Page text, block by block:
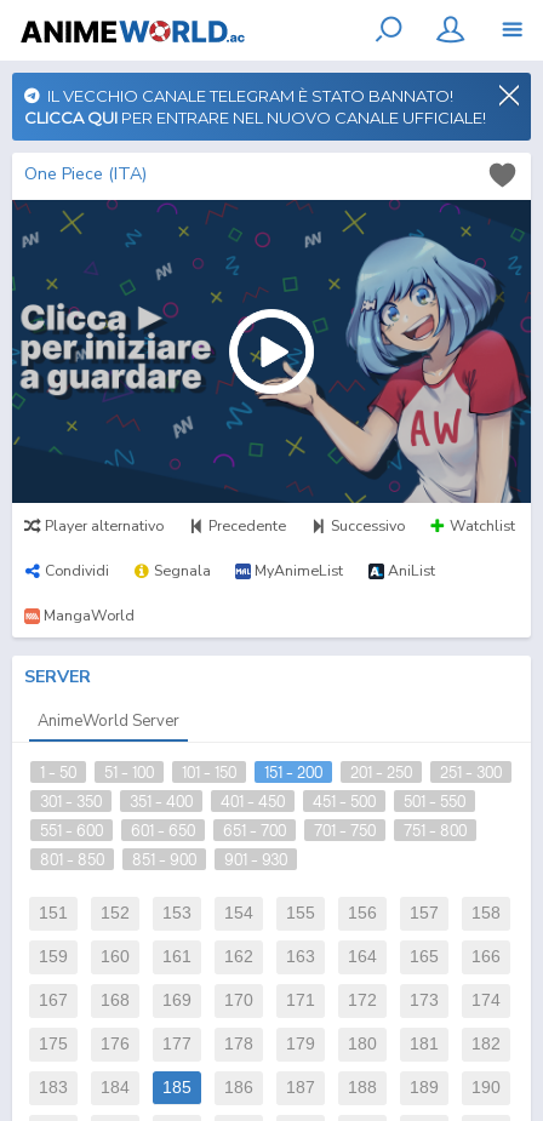
IL VECCHIO CANALE TELEGRAM È STATO BANNATO!
CLICCA QUI PER ENTRARE NEL NUOVO CANALE UFFICIALE!
One Piece (ITA)
Player alternativo Precedente Successivo Watchlist
Condividi Segnala MyAnimeList AniList
MangaWorld
SERVER
AnimeWorld Server
1 - 50 51 - 100 101 - 150 151 - 200 201 - 250
251 - 300
301 - 350
351 - 400 401 - 450 451 - 500
501 - 550
551 - 600
601 - 650 651 - 700 701 - 750
751 - 800
801 - 850
851 - 900 901 - 930
151 152 153 154 155 156 157 158
159 160 161 162 163 164 165 166
167 168 169 170 171 172 173 174
175 176 177 178 179 180 181 182
183 184 185 186 187 188 189 190